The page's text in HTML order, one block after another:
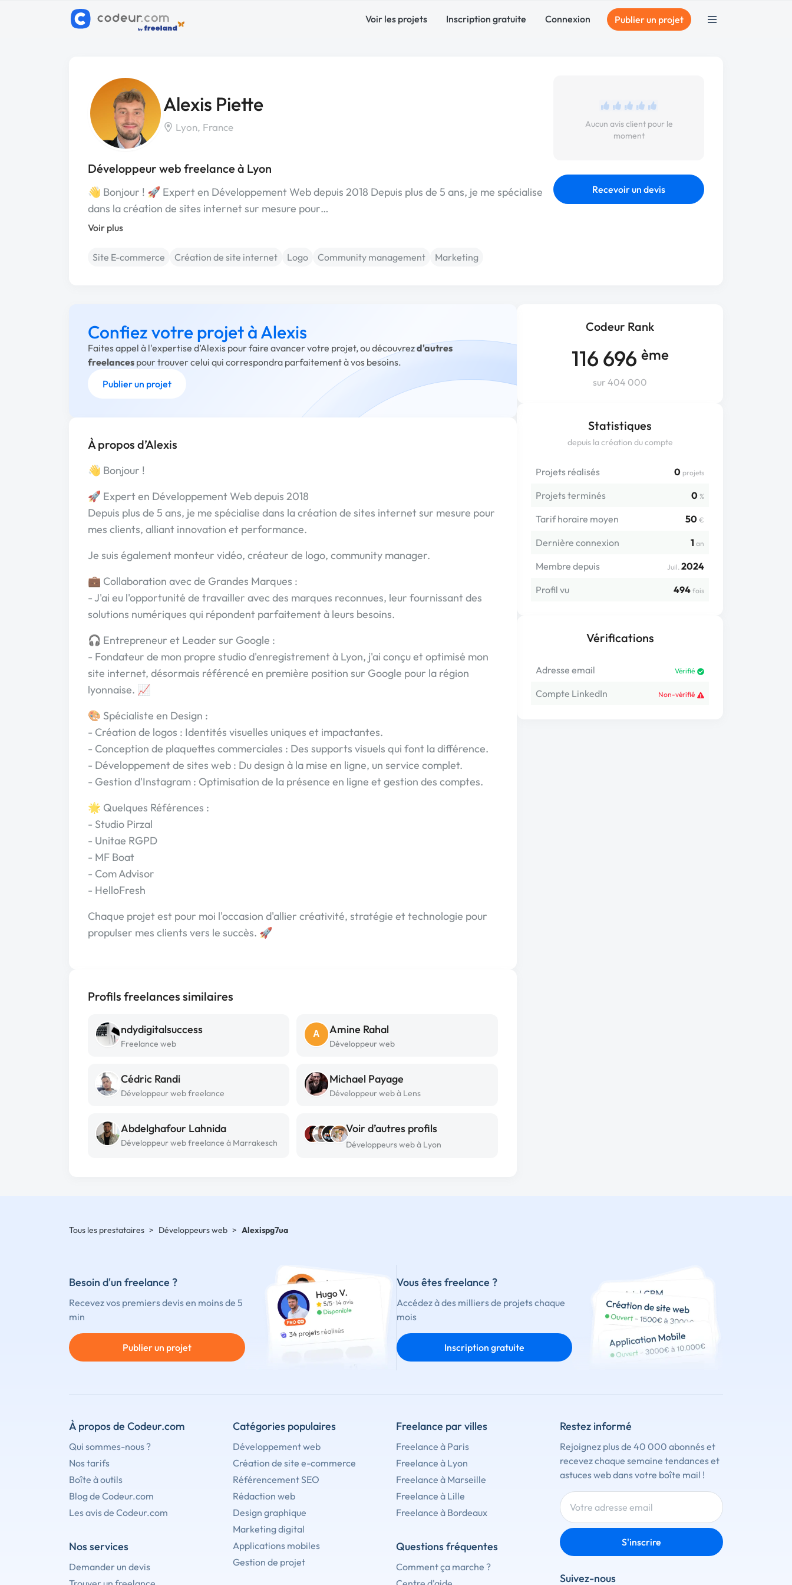
Voir les projets Inscription gratuite Connexion Publier un projet
Alexis Piette
Lyon, France
Développeur web freelance à Lyon
👋 Bonjour ! 🚀 Expert en Développement Web depuis 2018 Depuis plus de 5 ans, je me spécialise
dans la création de sites internet sur mesure pour…
Voir plus
Site E-commerce Création de site internet Logo Community management Marketing
Aucun avis client pour le
moment
Recevoir un devis
Codeur Rank
116 696 ème
sur 404 000
Statistiques
depuis la création du compte
Projets réalisés 0 projets
Projets terminés 0 %
Tarif horaire moyen 50 €
Dernière connexion 1 an
Membre depuis Juil. 2024
Profil vu
494 fois
Vérifications
Adresse email Vérifié
Compte LinkedIn Non-vérifié
Confiez votre projet à Alexis
Faites appel à l'expertise d’Alexis pour faire avancer votre projet, ou découvrezd'autres
freelances pour trouver celui qui correspondra parfaitement à vos besoins.
Publier un projet
À propos d’Alexis
👋 Bonjour !
🚀 Expert en Développement Web depuis 2018
Depuis plus de 5 ans, je me spécialise dans la création de sites internet sur mesure pour
mes clients, alliant innovation et performance.
Je suis également monteur vidéo, créateur de logo, community manager.
💼 Collaboration avec de Grandes Marques :
- J'ai eu l'opportunité de travailler avec des marques reconnues, leur fournissant des
solutions numériques qui répondent parfaitement à leurs besoins.
🎧 Entrepreneur et Leader sur Google :
- Fondateur de mon propre studio d'enregistrement à Lyon, j'ai conçu et optimisé mon
site internet, désormais référencé en première position sur Google pour la région
lyonnaise. 📈
🎨 Spécialiste en Design :
- Création de logos : Identités visuelles uniques et impactantes.
- Conception de plaquettes commerciales : Des supports visuels qui font la différence.
- Développement de sites web : Du design à la mise en ligne, un service complet.
- Gestion d'Instagram : Optimisation de la présence en ligne et gestion des comptes.
🌟 Quelques Références :
- Studio Pirzal
- Unitae RGPD
- MF Boat
- Com Advisor
- HelloFresh
Chaque projet est pour moi l'occasion d'allier créativité, stratégie et technologie pour
propulser mes clients vers le succès. 🚀
Profils freelances similaires
ndydigitalsuccess
Freelance web
A Amine Rahal
Développeur web
Cédric Randi
Développeur web freelance
Michael Payage
Développeur web à Lens
Abdelghafour Lahnida
Développeur web freelance à Marrakesch
Voir d’autres profils
Développeurs web à Lyon
Tous les prestataires > Développeurs web > Alexispg7ua
Besoin d'un freelance ?
Recevez vos premiers devis en moins de 5
min
Publier un projet
Vous êtes freelance ?
Accédez à des milliers de projets chaque
mois
Inscription gratuite
À propos de Codeur.com
Qui sommes-nous ?
Nos tarifs
Boîte à outils
Blog de Codeur.com
Les avis de Codeur.com
Nos services
Demander un devis
Catégories populaires
Développement web
Création de site e-commerce
Référencement SEO
Rédaction web
Design graphique
Marketing digital
Applications mobiles
Gestion de projet
Freelance par villes
Freelance à Paris
Freelance à Lyon
Freelance à Marseille
Freelance à Lille
Freelance à Bordeaux
Questions fréquentes
Comment ça marche ?
Restez informé
Rejoignez plus de 40 000 abonnés et
recevez chaque semaine tendances et
astuces web dans votre boîte mail !
S'inscrire
Suivez-nous